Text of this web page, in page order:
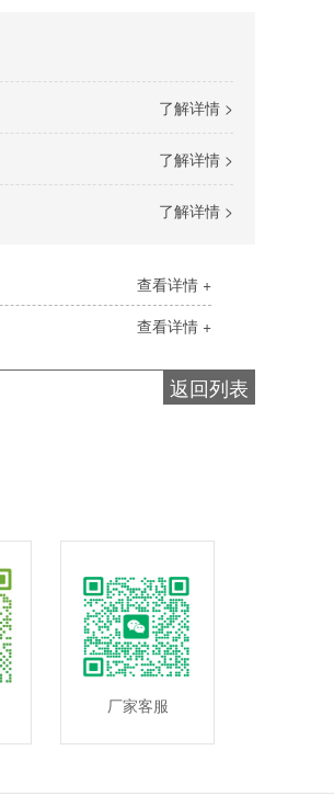
了解详情 >
了解详情 >
了解详情 >
查看详情 +
查看详情 +
返回列表
厂家客服